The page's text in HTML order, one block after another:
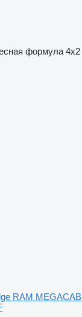
формула 4x2
RAM MEGACAB